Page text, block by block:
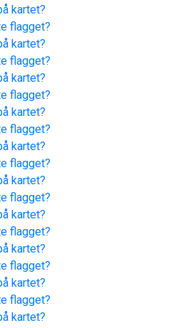
kartet?
flagget?
kartet?
flagget?
kartet?
flagget?
kartet?
flagget?
kartet?
flagget?
kartet?
flagget?
kartet?
flagget?
kartet?
flagget?
kartet?
flagget?
kartet?